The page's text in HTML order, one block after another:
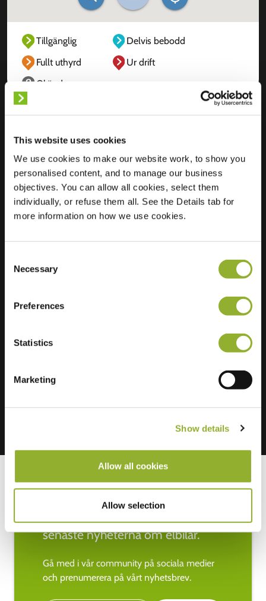
This website uses cookies
We use cookies to make our website work, to show you
personalised content, and to manage our business
objectives. You can allow all cookies, select them
individually, or refuse them all. See the Details tab for
more information on how we use cookies.
Selection
Necessary
Preferences
Statistics
Marketing
Show details
Allow all cookies
Allow selection
Tillgänglig
Delvis bebodd
Fullt uthyrd
Ur drift
Okänd
Plats
9406 EV Assen
Nederländerna
Regular Charging 0 of 2 available
Håll dig uppdaterad med de
senaste nyheterna om elbilar.
Gå med i vår community på sociala medier
och prenumerera på vårt nyhetsbrev.